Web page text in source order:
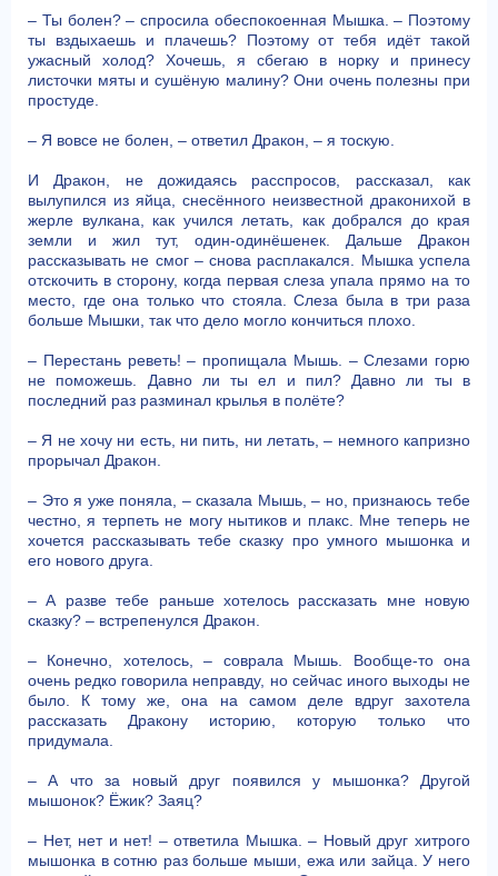
– Ты болен? – спросила обеспокоенная Мышка. – Поэтому
ты вздыхаешь и плачешь? Поэтому от тебя идёт такой
ужасный холод? Хочешь, я сбегаю в норку и принесу
листочки мяты и сушёную малину? Они очень полезны при
простуде.
– Я вовсе не болен, – ответил Дракон, – я тоскую.
И Дракон, не дожидаясь расспросов, рассказал, как
вылупился из яйца, снесённого неизвестной драконихой в
жерле вулкана, как учился летать, как добрался до края
земли и жил тут, один-одинёшенек. Дальше Дракон
рассказывать не смог – снова расплакался. Мышка успела
отскочить в сторону, когда первая слеза упала прямо на то
место, где она только что стояла. Слеза была в три раза
больше Мышки, так что дело могло кончиться плохо.
– Перестань реветь! – пропищала Мышь. – Слезами горю
не поможешь. Давно ли ты ел и пил? Давно ли ты в
последний раз разминал крылья в полёте?
– Я не хочу ни есть, ни пить, ни летать, – немного капризно
прорычал Дракон.
– Это я уже поняла, – сказала Мышь, – но, признаюсь тебе
честно, я терпеть не могу нытиков и плакс. Мне теперь не
хочется рассказывать тебе сказку про умного мышонка и
его нового друга.
– А разве тебе раньше хотелось рассказать мне новую
сказку? – встрепенулся Дракон.
– Конечно, хотелось, – соврала Мышь. Вообще-то она
очень редко говорила неправду, но сейчас иного выходы не
было. К тому же, она на самом деле вдруг захотела
рассказать Дракону историю, которую только что
придумала.
– А что за новый друг появился у мышонка? Другой
мышонок? Ёжик? Заяц?
– Нет, нет и нет! – ответила Мышка. – Новый друг хитрого
мышонка в сотню раз больше мыши, ежа или зайца. У него